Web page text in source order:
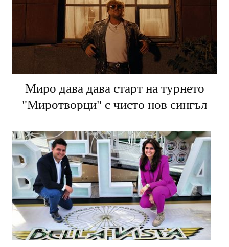
Миро дава дава старт на турнето
"Миротворци" с чисто нов сингъл